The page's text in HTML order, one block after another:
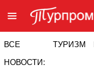
ВСЕ
НОВОСТИ:
ТУРИЗМ